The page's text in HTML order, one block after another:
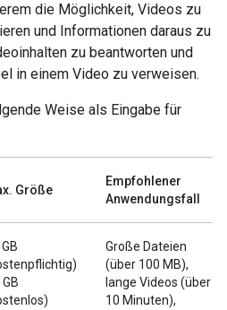
die Möglichkeit, Videos zu
und Informationen daraus zu
zu beantworten und
in einem Video zu verweisen.
Weise als Eingabe für
Größe
Empfohlener
Anwendungsfall
Große Dateien
(über 100 MB),
lange Videos (über
10 Minuten),